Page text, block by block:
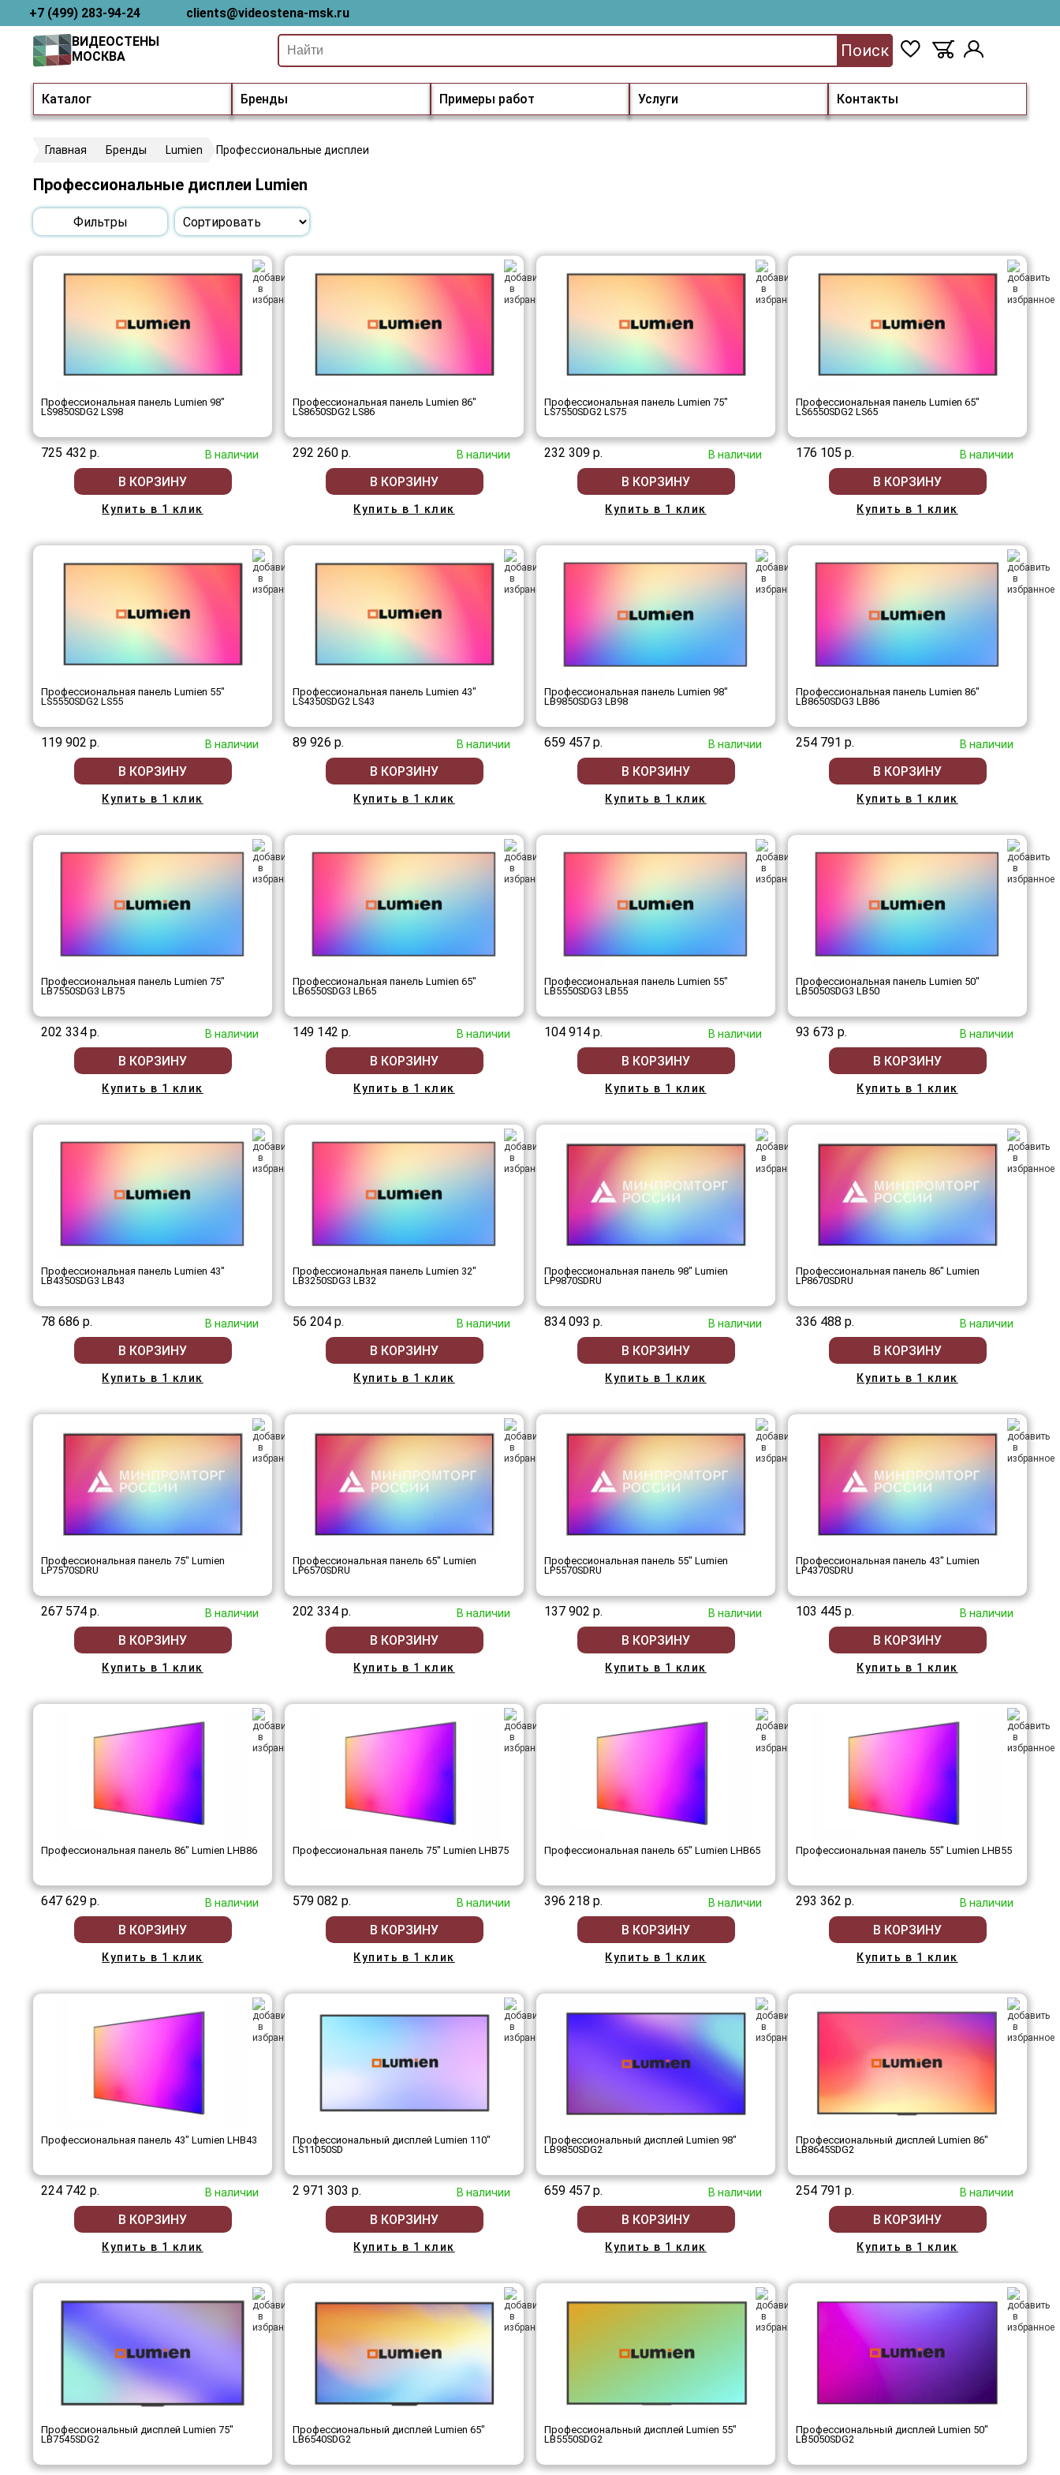
+7 (499) 283-94-24 clients@videostena-msk.ru
Каталог Бренды Примеры работ Услуги Контакты
ВИДЕОСТЕНЫ
МОСКВА
Поиск
Главная Бренды Lumien Профессиональные дисплеи
Профессиональные дисплеи Lumien
Фильтры
Профессиональная панель Lumien 98"
LS9850SDG2 LS98
725 432 р. В наличии
В КОРЗИНУ
Купить в 1 клик
Профессиональная панель Lumien 86"
LS8650SDG2 LS86
292 260 р. В наличии
В КОРЗИНУ
Купить в 1 клик
Профессиональная панель Lumien 75"
LS7550SDG2 LS75
232 309 р. В наличии
В КОРЗИНУ
Купить в 1 клик
Профессиональная панель Lumien 65"
LS6550SDG2 LS65
176 105 р. В наличии
В КОРЗИНУ
Купить в 1 клик
Профессиональная панель Lumien 55"
LS5550SDG2 LS55
119 902 р. В наличии
В КОРЗИНУ
Купить в 1 клик
Профессиональная панель Lumien 43"
LS4350SDG2 LS43
89 926 р. В наличии
В КОРЗИНУ
Купить в 1 клик
Профессиональная панель Lumien 98"
LB9850SDG3 LB98
659 457 р. В наличии
В КОРЗИНУ
Купить в 1 клик
Профессиональная панель Lumien 86"
LB8650SDG3 LB86
254 791 р. В наличии
В КОРЗИНУ
Купить в 1 клик
Профессиональная панель Lumien 75"
LB7550SDG3 LB75
202 334 р. В наличии
В КОРЗИНУ
Купить в 1 клик
Профессиональная панель Lumien 65"
LB6550SDG3 LB65
149 142 р. В наличии
В КОРЗИНУ
Купить в 1 клик
Профессиональная панель Lumien 55"
LB5550SDG3 LB55
104 914 р. В наличии
В КОРЗИНУ
Купить в 1 клик
Профессиональная панель Lumien 50"
LB5050SDG3 LB50
93 673 р. В наличии
В КОРЗИНУ
Купить в 1 клик
Профессиональная панель Lumien 43"
LB4350SDG3 LB43
78 686 р. В наличии
В КОРЗИНУ
Купить в 1 клик
Профессиональная панель Lumien 32"
LB3250SDG3 LB32
56 204 р. В наличии
В КОРЗИНУ
Купить в 1 клик
Профессиональная панель 98" Lumien
LP9870SDRU
834 093 р. В наличии
В КОРЗИНУ
Купить в 1 клик
Профессиональная панель 86" Lumien
LP8670SDRU
336 488 р. В наличии
В КОРЗИНУ
Купить в 1 клик
Профессиональная панель 75" Lumien
LP7570SDRU
267 574 р. В наличии
В КОРЗИНУ
Купить в 1 клик
Профессиональная панель 65" Lumien
LP6570SDRU
202 334 р. В наличии
В КОРЗИНУ
Купить в 1 клик
Профессиональная панель 55" Lumien
LP5570SDRU
137 902 р. В наличии
В КОРЗИНУ
Купить в 1 клик
Профессиональная панель 43" Lumien
LP4370SDRU
103 445 р. В наличии
В КОРЗИНУ
Купить в 1 клик
Профессиональная панель 86" Lumien LHB86
647 629 р. В наличии
В КОРЗИНУ
Купить в 1 клик
Профессиональная панель 75" Lumien LHB75
579 082 р. В наличии
В КОРЗИНУ
Купить в 1 клик
Профессиональная панель 65" Lumien LHB65
396 218 р. В наличии
В КОРЗИНУ
Купить в 1 клик
Профессиональная панель 55" Lumien LHB55
293 362 р. В наличии
В КОРЗИНУ
Купить в 1 клик
Профессиональная панель 43" Lumien LHB43
224 742 р. В наличии
В КОРЗИНУ
Купить в 1 клик
Профессиональный дисплей Lumien 110"
LS11050SD
2 971 303 р. В наличии
В КОРЗИНУ
Купить в 1 клик
Профессиональный дисплей Lumien 98"
LB9850SDG2
659 457 р. В наличии
В КОРЗИНУ
Купить в 1 клик
Профессиональный дисплей Lumien 86"
LB8645SDG2
254 791 р. В наличии
В КОРЗИНУ
Купить в 1 клик
Профессиональный дисплей Lumien 75"
LB7545SDG2
Профессиональный дисплей Lumien 65"
LB6540SDG2
Профессиональный дисплей Lumien 55"
LB5550SDG2
Профессиональный дисплей Lumien 50"
LB5050SDG2